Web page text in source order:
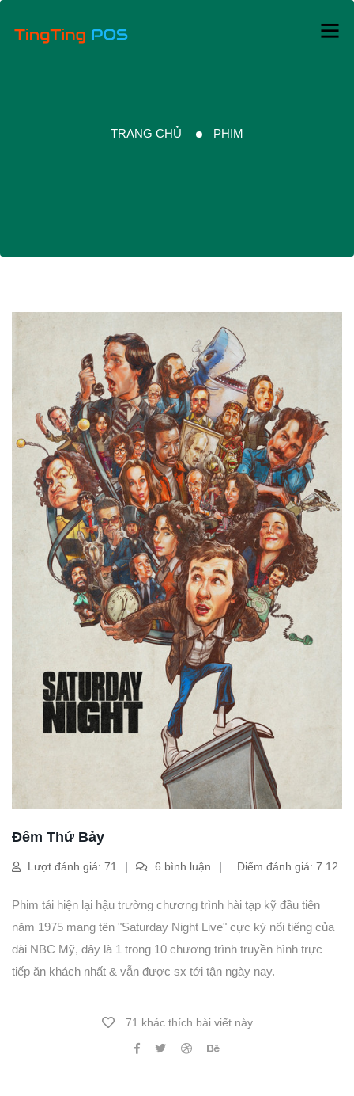
TRANG CHỦ PHIM
Đêm Thứ Bảy
Lượt đánh giá: 71 6 bình luận Điểm đánh giá: 7.12
Phim tái hiện lại hậu trường chương trình hài tạp kỹ đầu tiên
năm 1975 mang tên "Saturday Night Live" cực kỳ nổi tiếng của
đài NBC Mỹ, đây là 1 trong 10 chương trình truyền hình trực
tiếp ăn khách nhất & vẫn được sx tới tận ngày nay.
71 khác thích bài viết này